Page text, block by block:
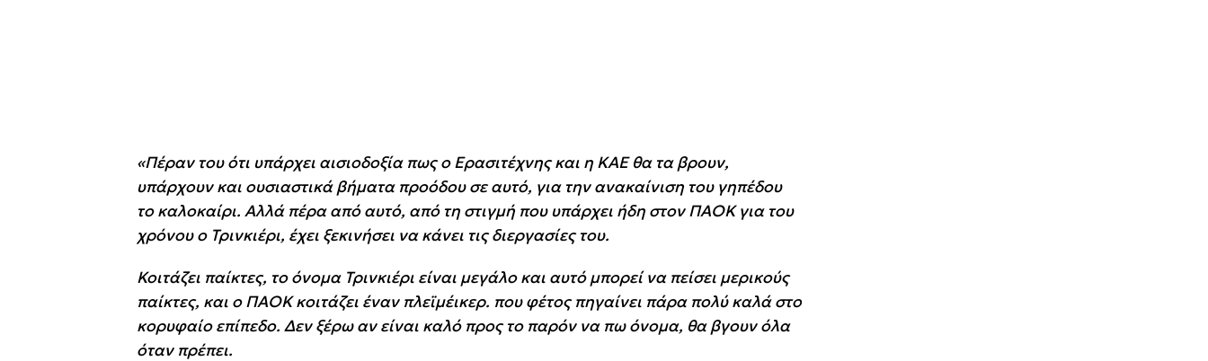
«Πέραν του ότι υπάρχει αισιοδοξία πως ο Ερασιτέχνης και η ΚΑΕ θα τα βρουν,
υπάρχουν και ουσιαστικά βήματα προόδου σε αυτό, για την ανακαίνιση του γηπέδου
το καλοκαίρι. Αλλά πέρα από αυτό, από τη στιγμή που υπάρχει ήδη στον ΠΑΟΚ για του
χρόνου ο Τρινκιέρι, έχει ξεκινήσει να κάνει τις διεργασίες του.
Κοιτάζει παίκτες, το όνομα Τρινκιέρι είναι μεγάλο και αυτό μπορεί να πείσει μερικούς
παίκτες, και ο ΠΑΟΚ κοιτάζει έναν πλεϊμέικερ. που φέτος πηγαίνει πάρα πολύ καλά στο
κορυφαίο επίπεδο. Δεν ξέρω αν είναι καλό προς το παρόν να πω όνομα, θα βγουν όλα
όταν πρέπει.